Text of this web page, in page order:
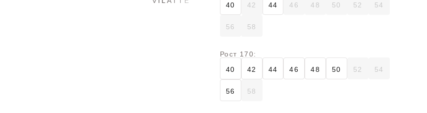
40
42 44 46 48 50 52 54
56 58
Рост 170:
40
42 44 46 48 50 52 54
56 58